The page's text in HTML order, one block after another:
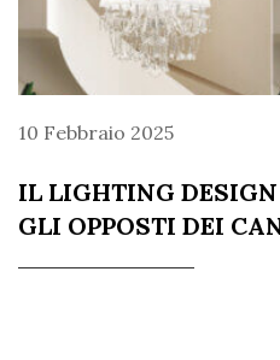
10 Febbraio 2025
IL LIGHTING
GLI OPPOSTI DEI